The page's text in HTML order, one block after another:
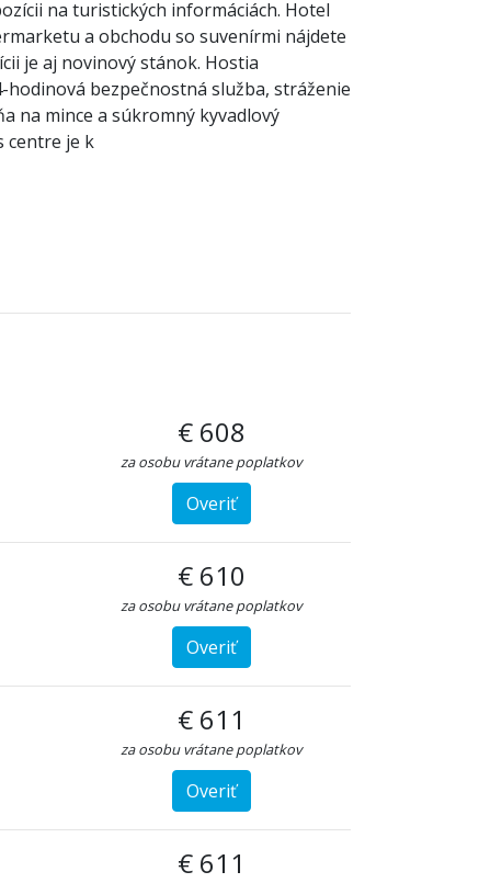
na turistických informáciách. Hotel
a obchodu so suvenírmi nájdete
je aj novinový stánok. Hostia
bezpečnostná služba, stráženie
na mince a súkromný kyvadlový
centre je k
€ 608
za osobu vrátane poplatkov
Overiť
€ 610
za osobu vrátane poplatkov
Overiť
€ 611
za osobu vrátane poplatkov
Overiť
€ 611